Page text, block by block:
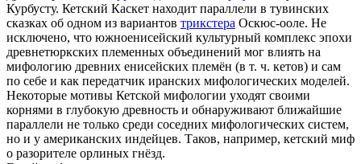
Курбусту. Кетский Каскет находит параллели в тувинских
сказках об одном из вариантов трикстера Оскюс-ооле. Не
исключено, что южноенисейский культурный комплекс эпохи
древнетюркских племенных объединений мог влиять на
мифологию древних енисейских племён (в т. ч. кетов) и сам
по себе и как передатчик иранских мифологических моделей.
Некоторые мотивы Кетской мифологии уходят своими
корнями в глубокую древность и обнаруживают ближайшие
параллели не только среди соседних мифологических систем,
но и у американских индейцев. Таков, например, кетский миф
о разорителе орлиных гнёзд.